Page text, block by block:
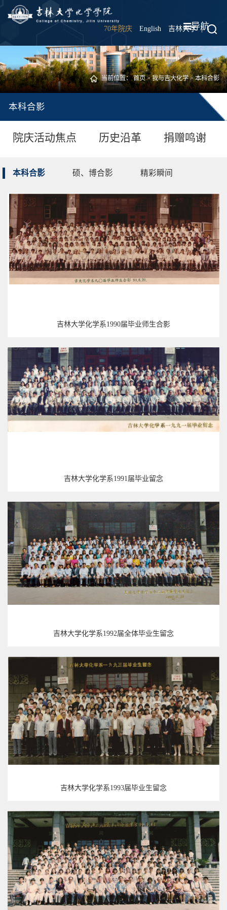
70年院庆 English 吉林大学 |
导航
当前位置：首页>我与吉大化学>本科合影
本科合影
院庆活动焦点 历史沿革 捐赠鸣谢
本科合影 硕、博合影 精彩瞬间
吉林大学化学系1990届毕业师生合影
吉林大学化学系1991届毕业留念
吉林大学化学系1992届全体毕业生留念
吉林大学化学系1993届毕业生留念